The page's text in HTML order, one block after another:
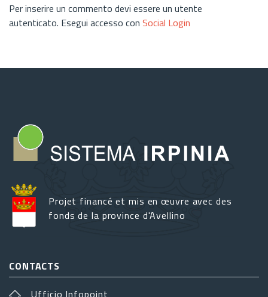
Per inserire un commento devi essere un utente
autenticato. Esegui accesso con Social Login
Projet financé et mis en œuvre avec des
fonds de la province d'Avellino
CONTACTS
Ufficio Infopoint